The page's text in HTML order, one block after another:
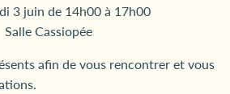
3 juin de 14h00 à 17h00
Salle Cassiopée
afin de vous rencontrer et vous